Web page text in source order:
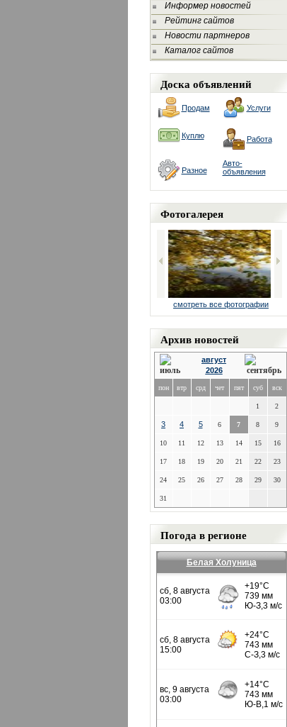
Информер новостей
Рейтинг сайтов
Новости партнеров
Каталог сайтов
Доска объявлений
Продам Услуги
Куплю Работа
Разное
Авто-
объявления
Фотогалерея
смотреть все фотографии
Архив новостей
август
2026
пон втр срд чет пят суб вск
1 2
3 4 5 6 7 8 9
10 11 12 13 14 15 16
17 18 19 20 21 22 23
24 25 26 27 28 29 30
31
Погода в регионе
Белая Холуница